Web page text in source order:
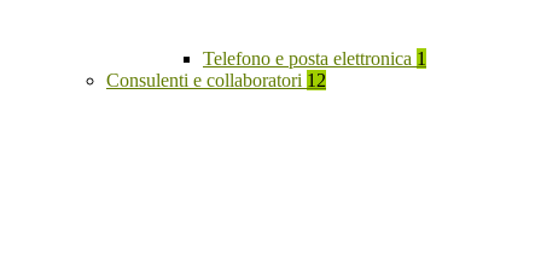
Telefono e posta elettronica 1
Consulenti e collaboratori 12